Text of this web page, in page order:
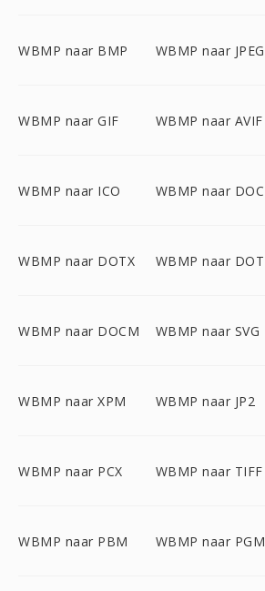
WBMP naar BMP WBMP naar JPEG
WBMP naar GIF WBMP naar AVIF
WBMP naar ICO WBMP naar DOC
WBMP naar DOTX WBMP naar DOT
WBMP naar DOCM WBMP naar SVG
WBMP naar XPM WBMP naar JP2
WBMP naar PCX WBMP naar TIFF
WBMP naar PBM WBMP naar PGM